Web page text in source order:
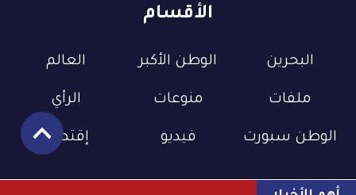
الأقسام
البحرين الوطن الأكبر العالم
ملفات منوعات الرأي
الوطن سبورت فيديو إقتصاد